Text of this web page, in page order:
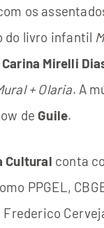
os
do livro infantil
Carina Mirelli
+ Olaria. A
de Guile.
Cultural conta
PPGEL,
Frederico